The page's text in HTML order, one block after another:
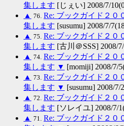
集します [じぇい] 2008/7/
▲ 76. Re: ブックガイド２
集します [susumu] 2008/7/
▲ 75. Re: ブックガイド２
集します [古川＠SSS] 2008/
▲ 74. Re: ブックガイド２
集します ▼ [momiji] 2008/7/
▲ 73. Re: ブックガイド２
集します ▼ [susumu] 2008/7/
▲ 72. Re: ブックガイド２
集します [ソレイユ] 2008/7/
▲ 71.
Re: ブックガイド２